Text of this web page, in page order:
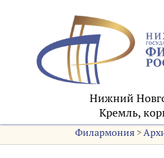
Нижний
Кремль,
Филармония>